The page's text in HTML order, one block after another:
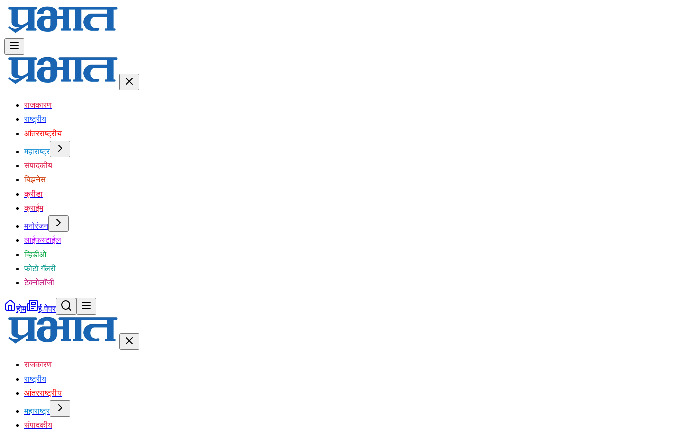
राजकारण
राष्ट्रीय
आंतरराष्ट्रीय
महाराष्ट्र
संपादकीय
बिझनेस
क्रीडा
क्राईम
मनोरंजन
लाईफस्टाईल
व्हिडीओ
फोटो गॅलरी
टेक्नोलॉजी
होम ई-पेपर
राजकारण
राष्ट्रीय
आंतरराष्ट्रीय
महाराष्ट्र
संपादकीय